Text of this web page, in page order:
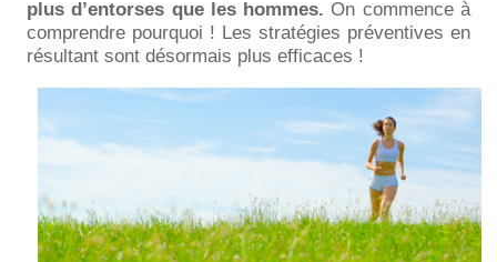
plus d’entorses que les hommes. On commence à
comprendre pourquoi ! Les stratégies préventives en
résultant sont désormais plus efficaces !